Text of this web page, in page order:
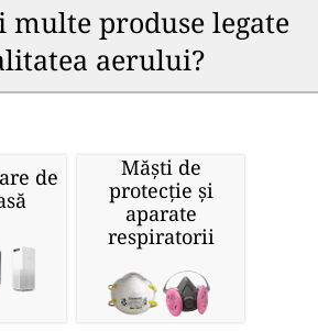
multe produse legate
aerului?
de
Măști de
protecție și
aparate
respiratorii